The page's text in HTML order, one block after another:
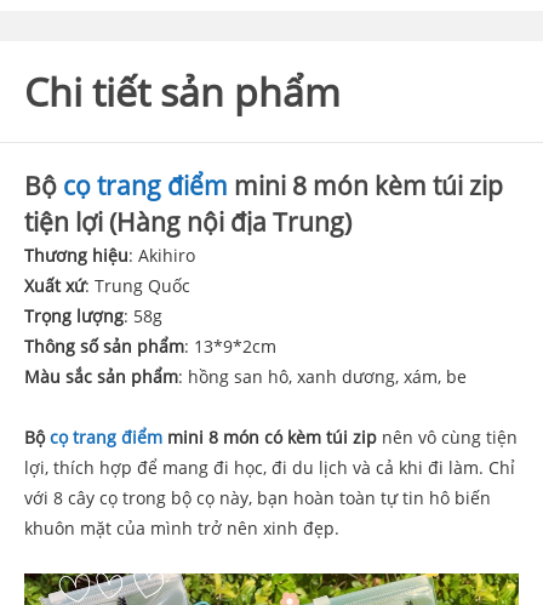
Chi tiết sản phẩm
Bộ cọ trang điểm mini 8 món kèm túi zip
tiện lợi (Hàng nội địa Trung)
Thương hiệu: Akihiro
Xuất xứ: Trung Quốc
Trọng lượng: 58g
Thông số sản phẩm: 13*9*2cm
Màu sắc sản phẩm: hồng san hô, xanh dương, xám, be
Bộcọ trang điểm mini 8 món có kèm túi zip nên vô cùng tiện
lợi, thích hợp để mang đi học, đi du lịch và cả khi đi làm. Chỉ
với 8 cây cọ trong bộ cọ này, bạn hoàn toàn tự tin hô biến
khuôn mặt của mình trở nên xinh đẹp.